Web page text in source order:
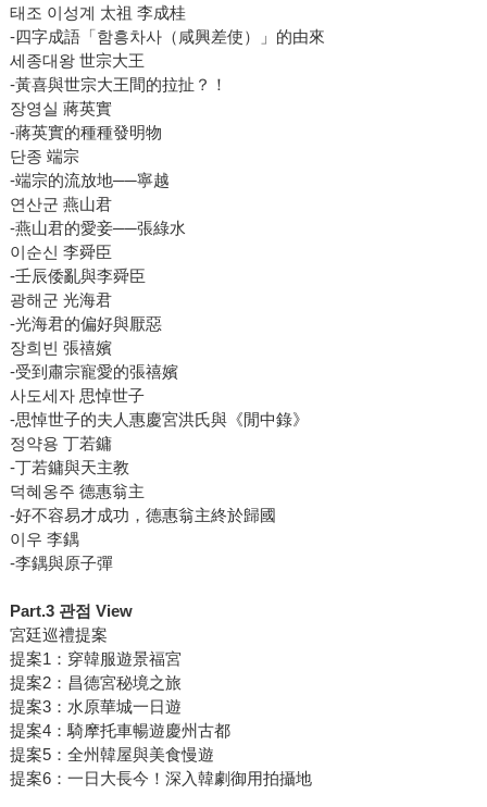
태조 이성계 太祖 李成桂
-四字成語「함흥차사（咸興差使）」的由來
세종대왕 世宗大王
-黃喜與世宗大王間的拉扯？！
장영실 蔣英實
-蔣英實的種種發明物
단종 端宗
-端宗的流放地──寧越
연산군 燕山君
-燕山君的愛妾──張綠水
이순신 李舜臣
-壬辰倭亂與李舜臣
광해군 光海君
-光海君的偏好與厭惡
장희빈 張禧嬪
-受到肅宗寵愛的張禧嬪
사도세자 思悼世子
-思悼世子的夫人惠慶宮洪氏與《閒中錄》
정약용 丁若鏞
-丁若鏞與天主教
덕혜옹주 德惠翁主
-好不容易才成功，德惠翁主終於歸國
이우 李鍝
-李鍝與原子彈
Part.3 관점 View
宮廷巡禮提案
提案1：穿韓服遊景福宮
提案2：昌德宮秘境之旅
提案3：水原華城一日遊
提案4：騎摩托車暢遊慶州古都
提案5：全州韓屋與美食慢遊
提案6：一日大長今！深入韓劇御用拍攝地